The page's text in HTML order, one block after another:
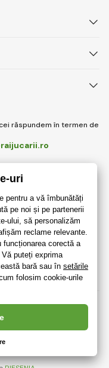
răspundem în termen de
rezervate
și se aplică
Google și ale lor